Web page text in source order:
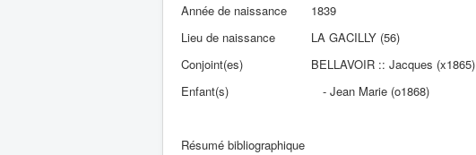
Année de naissance
1839
Lieu de naissance
LA GACILLY (56)
Conjoint(es)
BELLAVOIR :: Jacques (x1865)
Enfant(s)
- Jean Marie (o1868)
Résumé bibliographique